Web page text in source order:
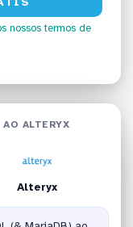
nossos termos de
ALTERYX
Alteryx